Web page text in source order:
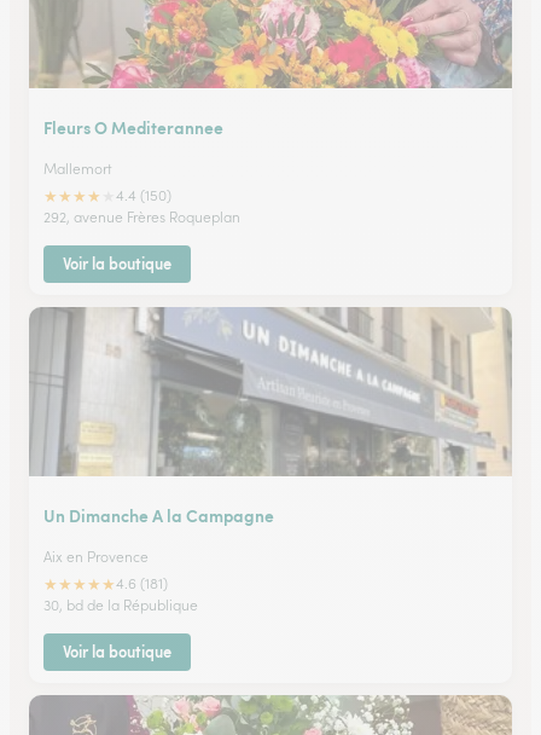
Fleurs O Mediterannee
Mallemort
★★★★
4.4 (150)
292, avenue Frères Roqueplan
Voir la boutique
Un Dimanche A la Campagne
Aix en Provence
★★★★★4.6 (181)
30, bd de la République
Voir la boutique